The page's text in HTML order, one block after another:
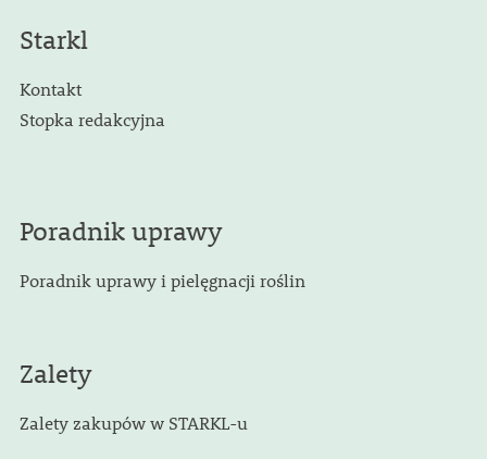
Starkl
Kontakt
Stopka redakcyjna
Poradnik uprawy
Poradnik uprawy i pielęgnacji roślin
Zalety
Zalety zakupów w STARKL-u